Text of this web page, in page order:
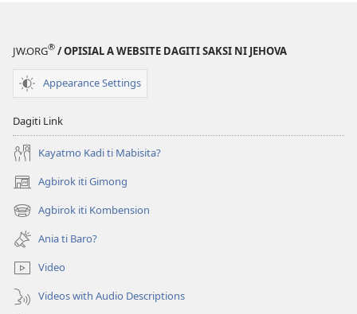
JW.ORG® / OPISIAL A WEBSITE DAGITI SAKSI NI JEHOVA
Appearance Settings
Dagiti Link
Kayatmo Kadi ti Mabisita?
Agbirok iti Gimong
(manglukat
iti
baro
window)
Agbirok iti Kombension
(manglukat
iti
baro
a
window)
Ania ti Baro?
Video
Videos with Audio Descriptions